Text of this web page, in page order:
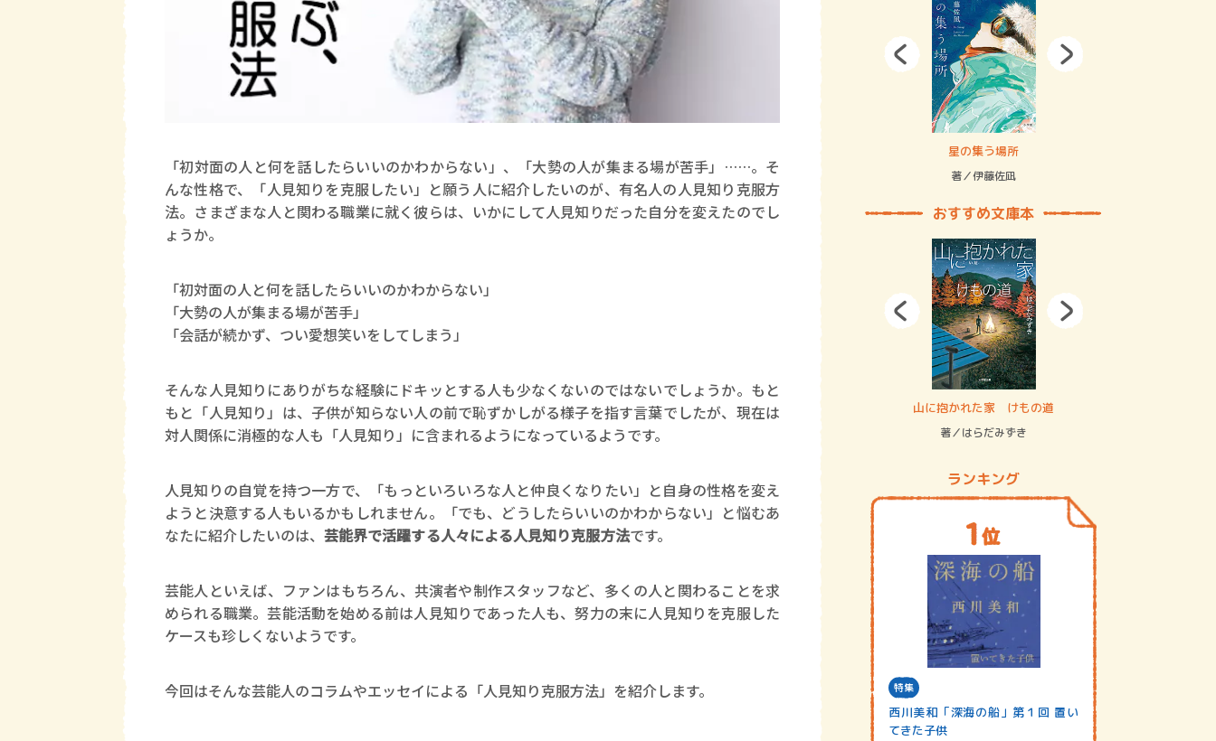
「初対面の人と何を話したらいいのかわからない」、「大勢の人が集まる場が苦手」……。そ
んな性格で、「人見知りを克服したい」と願う人に紹介したいのが、有名人の人見知り克服方
法。さまざまな人と関わる職業に就く彼らは、いかにして人見知りだった自分を変えたのでし
ょうか。
「初対面の人と何を話したらいいのかわからない」
「大勢の人が集まる場が苦手」
「会話が続かず、つい愛想笑いをしてしまう」
そんな人見知りにありがちな経験にドキッとする人も少なくないのではないでしょうか。もと
もと「人見知り」は、子供が知らない人の前で恥ずかしがる様子を指す言葉でしたが、現在は
対人関係に消極的な人も「人見知り」に含まれるようになっているようです。
人見知りの自覚を持つ一方で、「もっといろいろな人と仲良くなりたい」と自身の性格を変え
ようと決意する人もいるかもしれません。「でも、どうしたらいいのかわからない」と悩むあ
なたに紹介したいのは、 芸能界で活躍する人々による人見知り克服方法です。
芸能人といえば、ファンはもちろん、共演者や制作スタッフなど、多くの人と関わることを求
められる職業。芸能活動を始める前は人見知りであった人も、努力の末に人見知りを克服した
ケースも珍しくないようです。
今回はそんな芸能人のコラムやエッセイによる「人見知り克服方法」を紹介します。
賞金稼ぎスリーサム！ 二重拘束の…
著／川瀬七緒
星の集う場所
著／伊藤佐凪
おすすめ文庫本
ロボット・イン・ザ・システム 山に抱かれた家 けもの道
著／はらだみずき
ランキング
特集
西川美和「深海の船」第１回 置い
てきた子供